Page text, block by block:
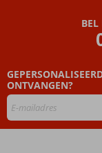
om
de
relevantie
van
de
ONTVANGEN?